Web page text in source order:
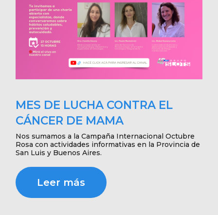
MES DE LUCHA CONTRA EL
CÁNCER DE MAMA
Nos sumamos a la Campaña Internacional Octubre
Rosa con actividades informativas en la Provincia de
San Luis y Buenos Aires.
Leer más